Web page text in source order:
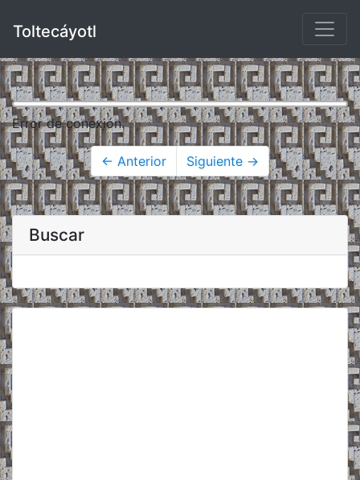
Toltecáyotl
Error de conexión.
← Anterior Siguiente →
Buscar